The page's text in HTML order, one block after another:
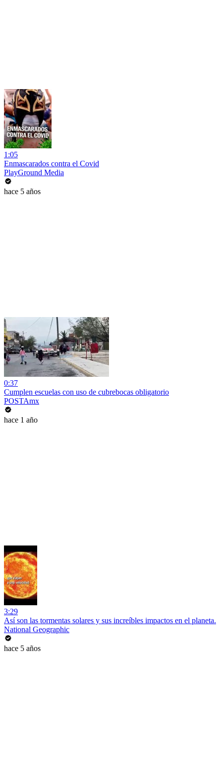
1:05
Enmascarados contra el Covid
PlayGround Media
hace 5 años
0:37
Cumplen escuelas con uso de cubrebocas obligatorio
POSTAmx
hace 1 año
3:29
Así son las tormentas solares y sus increíbles impactos en el planeta.
National Geographic
hace 5 años